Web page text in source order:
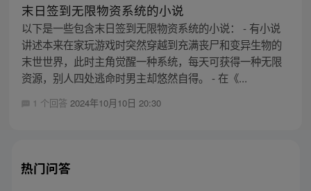
末日签到无限物资系统的小说
以下是一些包含末日签到无限物资系统的小说： - 有小说
讲述本来在家玩游戏时突然穿越到充满丧尸和变异生物的
末世世界，此时主角觉醒一种系统，每天可获得一种无限
资源，别人四处逃命时男主却悠然自得。 - 在《...
1 个回答 2024年10月10日 20:30
热门问答